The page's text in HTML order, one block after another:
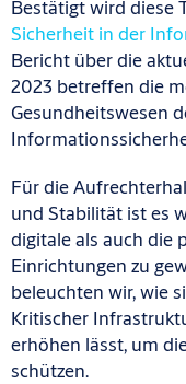
Bestätigt wird diese
Sicherheit in der
Bericht über die
2023 betreffen die
Gesundheitswesen
Für die
und Stabilität ist es
digitale als auch die
Einrichtungen zu
beleuchten wir, wie
Kritischer
erhöhen lässt, um
schützen.